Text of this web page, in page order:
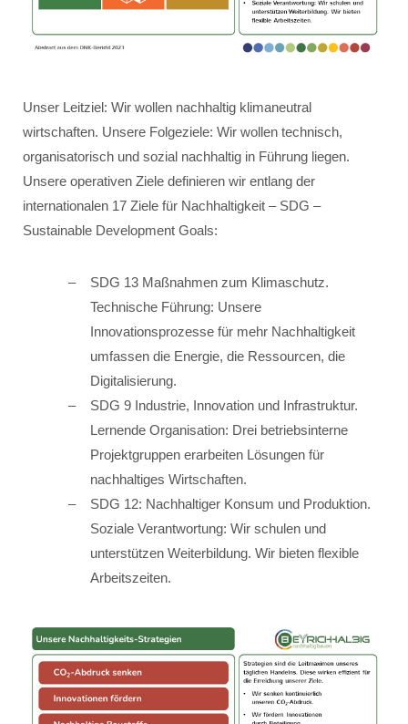
Unser Leitziel: Wir wollen nachhaltig klimaneutral
wirtschaften. Unsere Folgeziele: Wir wollen technisch,
organisatorisch und sozial nachhaltig in Führung liegen.
Unsere operativen Ziele definieren wir entlang der
internationalen 17 Ziele für Nachhaltigkeit – SDG –
Sustainable Development Goals:
SDG 13 Maßnahmen zum Klimaschutz.
Technische Führung: Unsere
Innovationsprozesse für mehr Nachhaltigkeit
umfassen die Energie, die Ressourcen, die
Digitalisierung.
SDG 9 Industrie, Innovation und Infrastruktur.
Lernende Organisation: Drei betriebsinterne
Projektgruppen erarbeiten Lösungen für
nachhaltiges Wirtschaften.
SDG 12: Nachhaltiger Konsum und Produktion.
Soziale Verantwortung: Wir schulen und
unterstützen Weiterbildung. Wir bieten flexible
Arbeitszeiten.